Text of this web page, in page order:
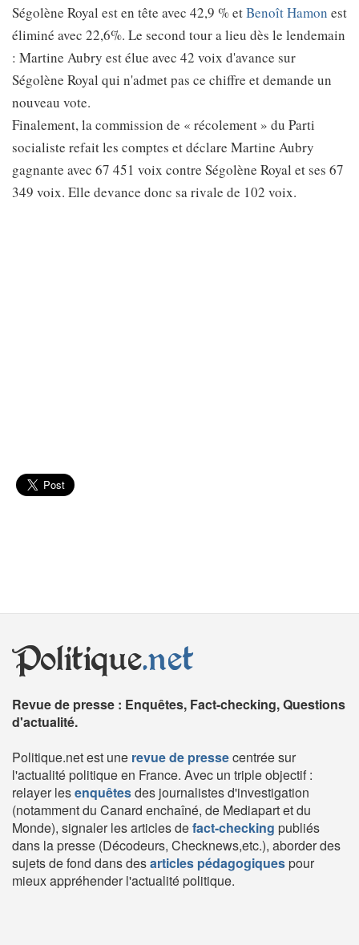
Ségolène Royal est en tête avec 42,9 % etBenoît Hamon est
éliminé avec 22,6%. Le second tour a lieu dès le lendemain
: Martine Aubry est élue avec 42 voix d'avance sur
Ségolène Royal qui n'admet pas ce chiffre et demande un
nouveau vote.
Finalement, la commission de « récolement » du Parti
socialiste refait les comptes et déclare Martine Aubry
gagnante avec 67 451 voix contre Ségolène Royal et ses 67
349 voix. Elle devance donc sa rivale de 102 voix.
Politique.net
Revue de presse : Enquêtes, Fact-checking, Questions
d'actualité.
Politique.net est une revue de pressecentrée sur
l'actualité politique en France. Avec un triple objectif :
relayer lesenquêtesdes journalistes d'investigation
(notamment du Canard enchaîné, de Mediapart et du
Monde), signaler les articles defact-checking publiés
dans la presse (Décodeurs, Checknews,etc.), aborder des
sujets de fond dans desarticles pédagogiquespour
mieux appréhender l'actualité politique.